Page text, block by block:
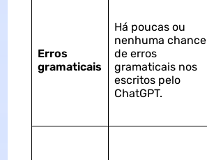
Erros
gramaticais
Há poucas ou
nenhuma chance
de erros
gramaticais nos
escritos pelo
ChatGPT.